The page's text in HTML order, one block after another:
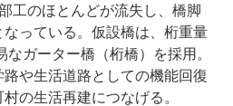
工のほとんどが流失し、橋脚
っている。仮設橋は、桁重量
ガーター橋（桁橋）を採用。
や生活道路としての機能回復
の生活再建につなげる。